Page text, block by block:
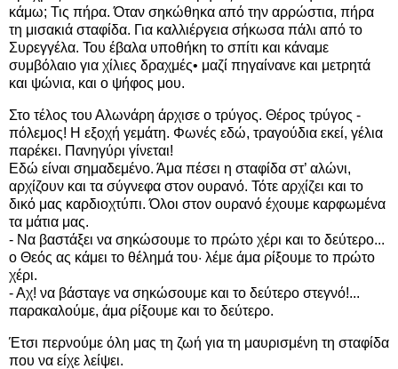
κάμω; Τις πήρα. Όταν σηκώθηκα από την αρρώστια, πήρα
τη μισακιά σταφίδα. Για καλλιέργεια σήκωσα πάλι από το
Συρεγγέλα. Του έβαλα υποθήκη το σπίτι και κάναμε
συμβόλαιο για χίλιες δραχμές• μαζί πηγαίνανε και μετρητά
και ψώνια, και ο ψήφος μου.
Στο τέλος του Αλωνάρη άρχισε ο τρύγος. Θέρος τρύγος -
πόλεμος! Η εξοχή γεμάτη. Φωνές εδώ, τραγούδια εκεί, γέλια
παρέκει. Πανηγύρι γίνεται!
Εδώ είναι σημαδεμένο. Άμα πέσει η σταφίδα στ’ αλώνι,
αρχίζουν και τα σύγνεφα στον ουρανό. Τότε αρχίζει και το
δικό μας καρδιοχτύπι. Όλοι στον ουρανό έχουμε καρφωμένα
τα μάτια μας.
- Να βαστάξει να σηκώσουμε το πρώτο χέρι και το δεύτερο...
ο Θεός ας κάμει το θέλημά του· λέμε άμα ρίξουμε το πρώτο
χέρι.
- Αχ! να βάσταγε να σηκώσουμε και το δεύτερο στεγνό!...
παρακαλούμε, άμα ρίξουμε και το δεύτερο.
Έτσι περνούμε όλη μας τη ζωή για τη μαυρισμένη τη σταφίδα
που να είχε λείψει.